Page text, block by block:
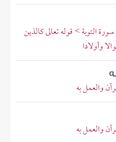
التوبة > قوله تعالى كالذين
وأولادا
والعمل به
والعمل به